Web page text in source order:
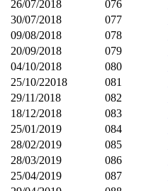
26/07/2018
076
30/07/2018
077
09/08/2018
078
20/09/2018
079
04/10/2018
080
25/10/22018
081
29/11/2018
082
18/12/2018
083
25/01/2019
084
28/02/2019
085
28/03/2019
086
25/04/2019
087